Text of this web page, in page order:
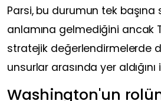
Parsi, bu durumun tek başına
anlamına gelmediğini ancak
stratejik değerlendirmelerde
unsurlar arasında yer
Washington'un